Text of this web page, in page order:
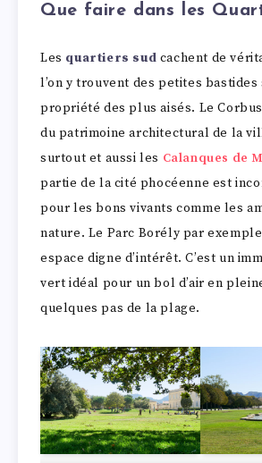
Que faire dans les
Les quartiers sud cachent de
l’on y trouvent des petites bastides
propriété des plus aisés. Le
du patrimoine architectural de la
surtout et aussi les Calanques de
partie de la cité phocéenne est
pour les bons vivants comme les
nature. Le Parc Borély par
espace digne d’intérêt. C’est un
vert idéal pour un bol d’air en
quelques pas de la plage.